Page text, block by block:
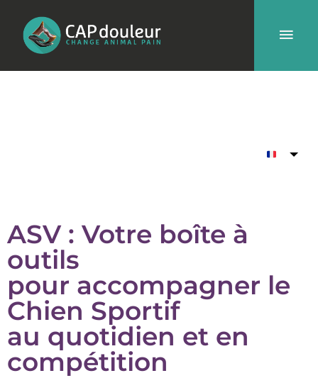
contenu
ASV : Votre boîte à
outils
pour accompagner le
Chien Sportif
au quotidien et en
compétition